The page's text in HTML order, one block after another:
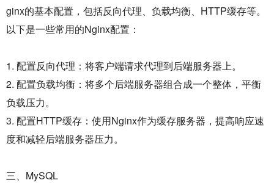
ginx的基本配置，包括反向代理、负载均衡、HTTP缓存等。
以下是一些常用的Nginx配置：
1. 配置反向代理：将客户端请求代理到后端服务器上。
2. 配置负载均衡：将多个后端服务器组合成一个整体，平衡
负载压力。
3. 配置HTTP缓存：使用Nginx作为缓存服务器，提高响应速
度和减轻后端服务器压力。
三、MySQL